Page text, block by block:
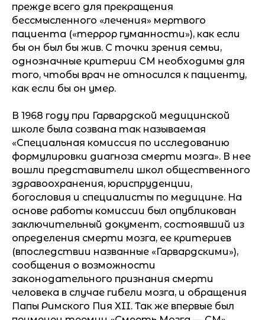
прежде всего для прекращения
бессмысленного «лечения» мертвого
пациента («террор гуманности»), как если
бы он был бы жив. С точки зрения семьи,
однозначные критерии СМ необходимы для
того, чтобы врач не относился к пациенту,
как если бы он умер.
В 1968 году при Гарвардской медицинской
школе была созвана так называемая
«Специальная комиссия по исследованию
формулировки диагноза смерти мозга». В нее
вошли представители школ общественного
здравоохранения, юриспруденции,
богословия и специалисты по медицине. На
основе работы комиссии был опубликован
заключительный документ, состоявший из
определения смерти мозга, ее критериев
(впоследствии названные «Гарвардскими»),
сообщения о возможности
законодательного признания смерти
человека в случае гибели мозга, и обращения
Папы Римского Пия XII. Так же впервые был